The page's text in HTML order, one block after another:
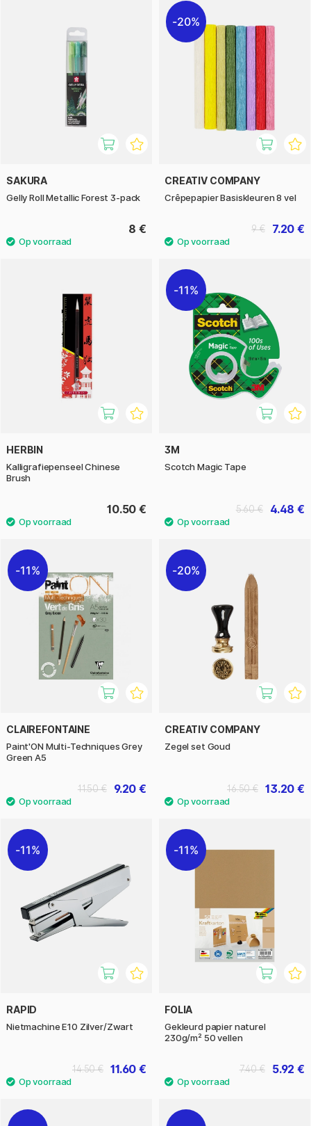
SAKURA
Gelly Roll Metallic Forest 3-pack
8 €
20%
CREATIV COMPANY
Crêpepapier Basiskleuren 8 vel
7.20 €
9 €
HERBIN
Kalligrafiepenseel Chinese
Brush
10.50 €
11%
3M
Scotch Magic Tape
4.48 €
5.60 €
11%
CLAIREFONTAINE
Paint'ON Multi-Techniques Grey
Green A5
9.20 €
11.50 €
20%
CREATIV COMPANY
Zegel set Goud
13.20 €
16.50 €
11%
RAPID
Nietmachine E10 Zilver/Zwart
11.60 €
14.50 €
11%
FOLIA
Gekleurd papier naturel
230g/m² 50 vellen
5.92 €
7.40 €